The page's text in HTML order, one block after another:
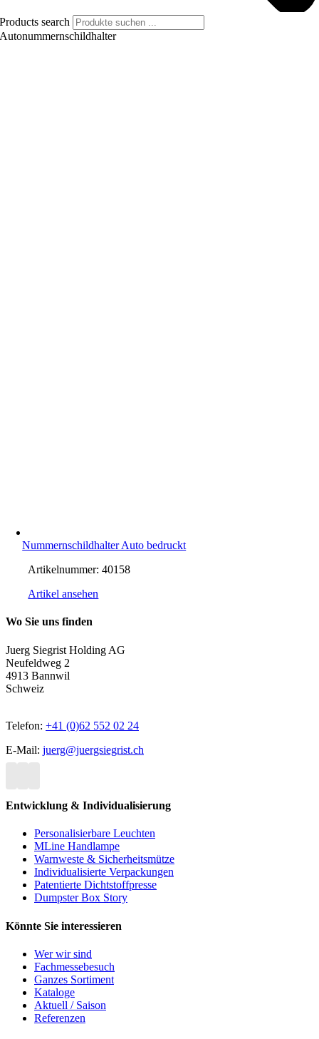
Products search
Autonummernschildhalter
Nummernschildhalter Auto bedruckt
Artikelnummer:40158
Artikel ansehen
Wo Sie uns finden
Juerg Siegrist Holding AG
Neufeldweg 2
4913 Bannwil
Schweiz
Telefon: +41 (0)62 552 02 24
E-Mail: juerg@juergsiegrist.ch
Entwicklung & Individualisierung
Personalisierbare Leuchten
MLine Handlampe
Warnweste & Sicherheitsmütze
Individualisierte Verpackungen
Patentierte Dichtstoffpresse
Dumpster Box Story
Könnte Sie interessieren
Wer wir sind
Fachmessebesuch
Ganzes Sortiment
Kataloge
Aktuell / Saison
Referenzen